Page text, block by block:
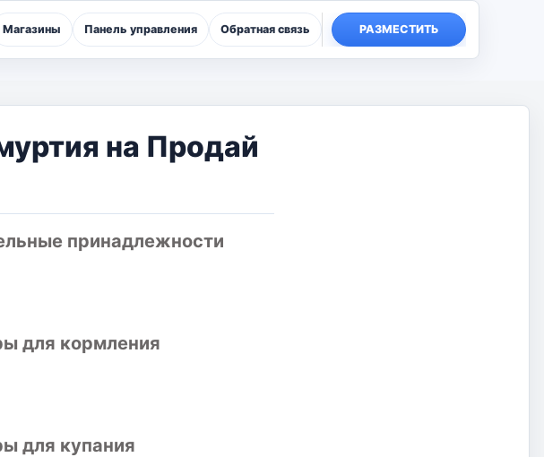
Магазины Панель управления Обратная связь РАЗМЕСТИТЬ
на Продай
принадлежности
для кормления
для купания